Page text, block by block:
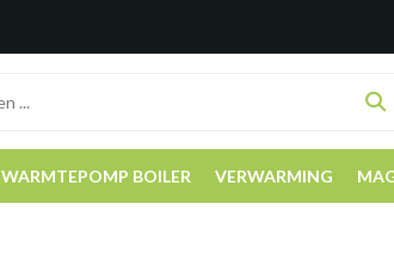
WARMTEPOMP BOILER VERWARMING